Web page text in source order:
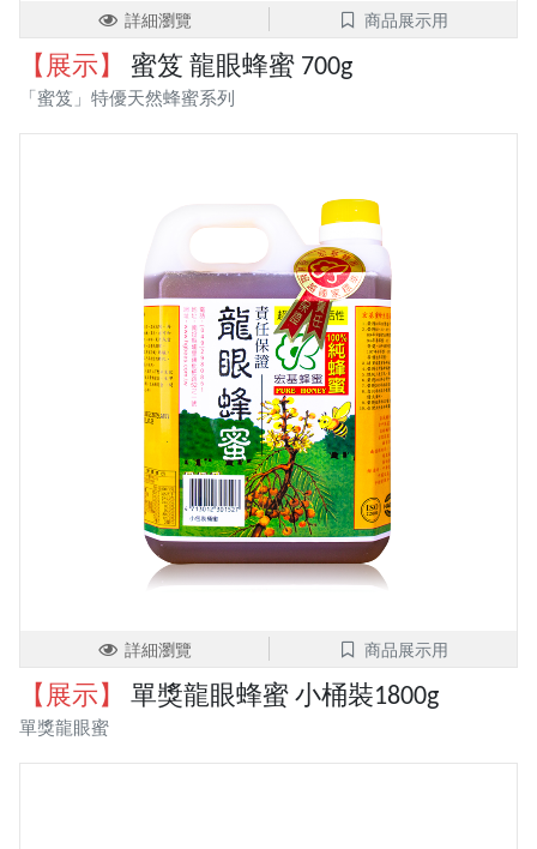
詳細瀏覽 商品展示用
【展示】 蜜笈 龍眼蜂蜜 700g
「蜜笈」特優天然蜂蜜系列
詳細瀏覽 商品展示用
【展示】 單獎龍眼蜂蜜 小桶裝1800g
單獎龍眼蜜